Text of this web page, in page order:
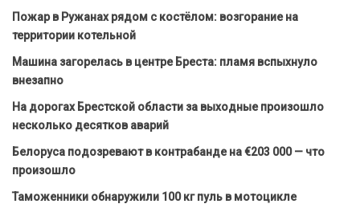
Пожар в Ружанах рядом с костёлом: возгорание на
территории котельной
Машина загорелась в центре Бреста: пламя вспыхнуло
внезапно
На дорогах Брестской области за выходные произошло
несколько десятков аварий
Белоруса подозревают в контрабанде на €203 000 — что
произошло
Таможенники обнаружили 100 кг пуль в мотоцикле